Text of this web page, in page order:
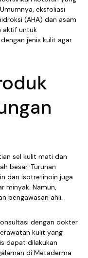
eksfoliasi
(AHA) dan asam
aktif untuk
jenis kulit agar
sel kulit mati dan
besar. Turunan
dan isotretinoin juga
minyak. Namun,
pengawasan ahli.
dengan dokter
kulit yang
dapat dilakukan
di Metaderma